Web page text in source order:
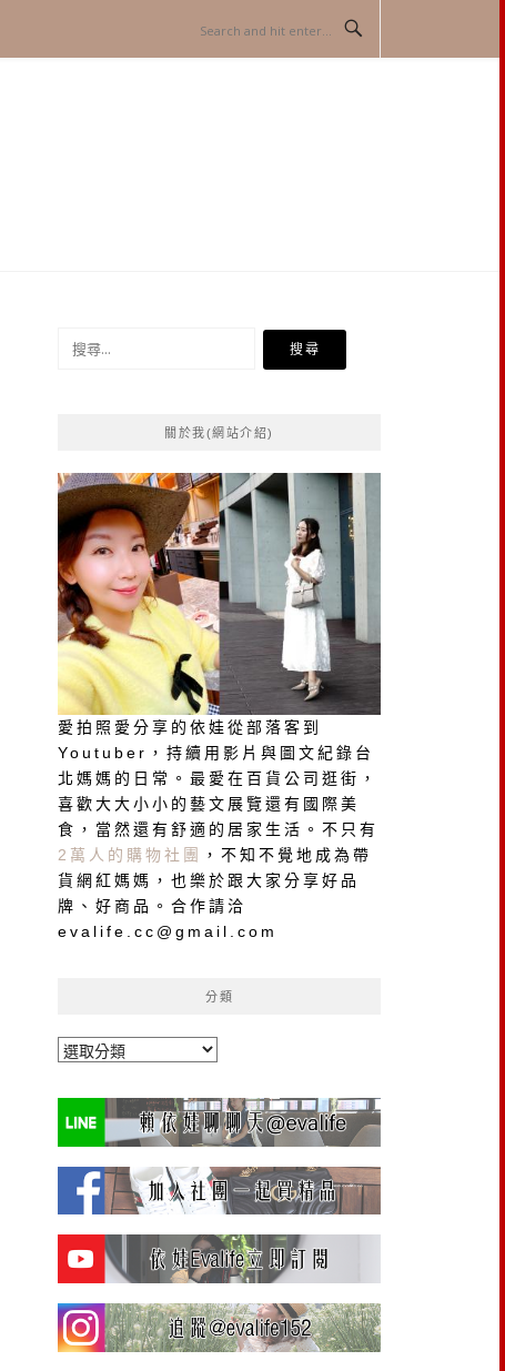
搜
關於我(網站介紹)
愛拍照愛分享的依娃從部落客到
Youtuber，持續用影片與圖文紀錄台
北媽媽的日常。最愛在百貨公司逛街，
喜歡大大小小的藝文展覽還有國際美
食，當然還有舒適的居家生活。不只有
2萬人的購物社團
，不知不覺地成為帶
貨網紅媽媽，也樂於跟大家分享好品
牌、好商品。合作請洽
evalife.cc@gmail.com
分類
分